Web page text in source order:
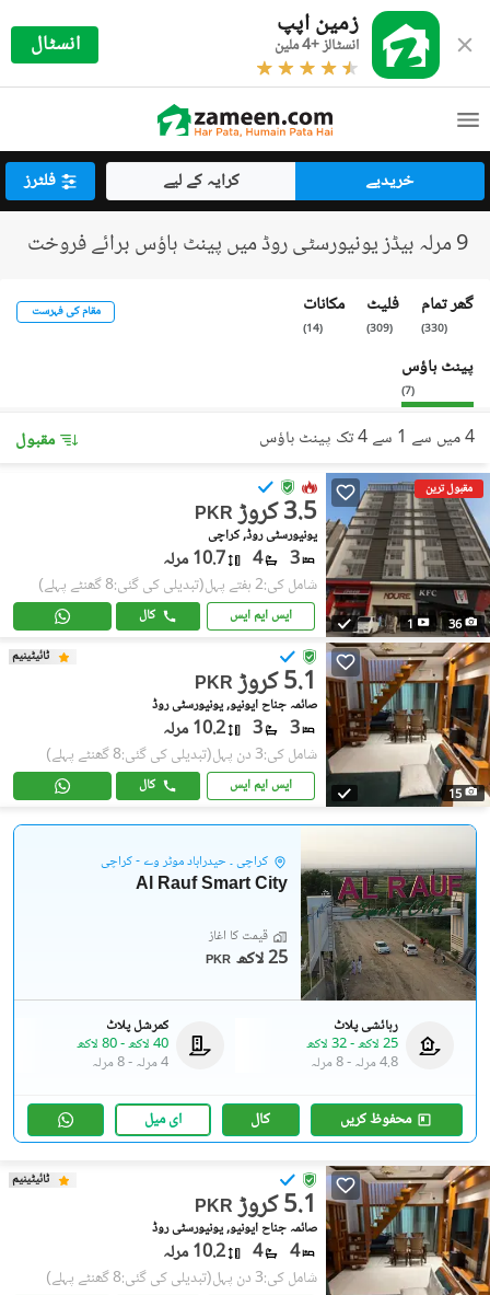
زمین اپپ
انسٹالز +4 ملین انسٹال
خریدیے کرایہ کے لیے فلٹرز
9 مرلہ بیڈز یونیورسٹی روڈ میں پینٹ ہاؤس برائے فروخت
گھر تمام
(
330
)
فلیٹ
(
309
)
مکانات
(
14
)
پینٹ ہاؤس
(
7
)
مقام کی فہرست
4 میں سے 1 سے 4 تک پینٹ ہاؤس مقبول
مقبول ترین
36
1
PKR 3.5 کروڑ
یونیورسٹی روڈ, کراچی
3
4 10.7 مرلہ
شامل کی:2 ہفتے پہل (تبدیلی کی گئی:8 گھنٹے پہلے)
ایس ایم ایس کال
15
ٹائیٹینیم
PKR 5.1 کروڑ
صائمہ جناح ایونیو, یونیورسٹی روڈ
3
3 10.2 مرلہ
شامل کی:3 دن پہل (تبدیلی کی گئی:8 گھنٹے پہلے)
ایس ایم ایس کال
کراچی ۔ حیدرآباد موٹر وے - کراچی
Al Rauf Smart City
قیمت کا آغاز
PKR 25 لاکھ
رہائشی پلاٹ
25 لاکھ
-32 لاکھ
4.8 مرلہ
-8 مرلہ
کمرشل پلاٹ
40 لاکھ
-80 لاکھ
4 مرلہ
-8 مرلہ
محفوظ کریں کال ای میل
ٹائیٹینیم
PKR 5.1 کروڑ
صائمہ جناح ایونیو, یونیورسٹی روڈ
4
4 10.2 مرلہ
شامل کی:3 دن پہل (تبدیلی کی گئی:8 گھنٹے پہلے)